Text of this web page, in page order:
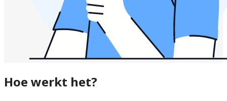
Hoe werkt het?